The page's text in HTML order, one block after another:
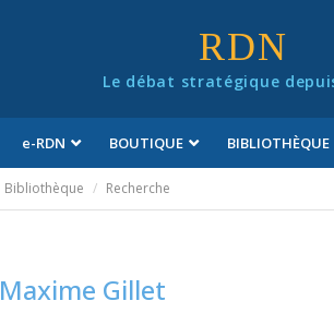
RDN
Le débat stratégique
e-RDN BOUTIQUE BIBLIOTHÈQUE
Bibliothèque Recherche
Maxime Gillet